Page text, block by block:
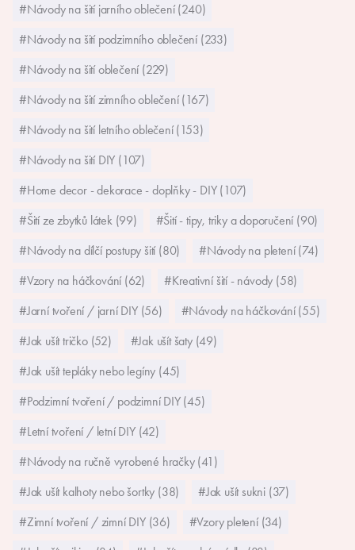
#Návody na šití jarního oblečení (240)
#Návody na šití podzimního oblečení (233)
#Návody na šití oblečení (229)
#Návody na šití zimního oblečení (167)
#Návody na šití letního oblečení (153)
#Návody na šití DIY (107)
#Home decor - dekorace - doplňky - DIY (107)
#Šití ze zbytků látek (99)
#Šití - tipy, triky a doporučení (90)
#Návody na dílčí postupy šití (80)
#Návody na pletení (74)
#Vzory na háčkování (62)
#Kreativní šití - návody (58)
#Jarní tvoření / jarní DIY (56)
#Návody na háčkování (55)
#Jak ušít tričko (52)
#Jak ušít šaty (49)
#Jak ušít tepláky nebo legíny (45)
#Podzimní tvoření / podzimní DIY (45)
#Letní tvoření / letní DIY (42)
#Návody na ručně vyrobené hračky (41)
#Jak ušít kalhoty nebo šortky (38)
#Jak ušít sukni (37)
#Zimní tvoření / zimní DIY (36)
#Vzory pletení (34)